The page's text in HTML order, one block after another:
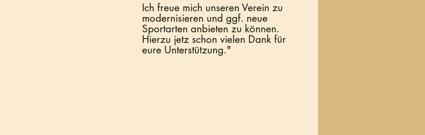
Ich freue mich unseren Verein zu
modernisieren und ggf. neue
Sportarten anbieten zu können.
Hierzu jetz schon vielen Dank für
eure Unterstützung."